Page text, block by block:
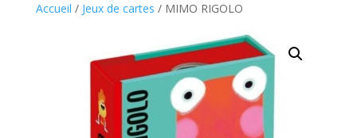
Accueil / Jeux de cartes / MIMO RIGOLO